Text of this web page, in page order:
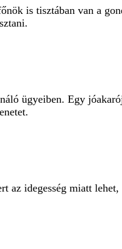
is tisztában van a
ügyeiben. Egy
az idegesség miatt